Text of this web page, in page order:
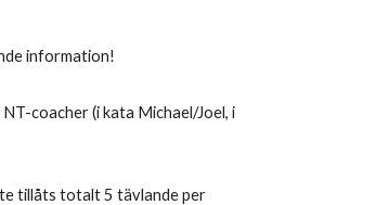
information!
coacher (i kata Michael/Joel, i
tillåts totalt 5 tävlande per